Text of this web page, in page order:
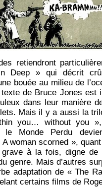
retiendront
Deep » qui décrit
bouée au milieu de
de Bruce Jones est
dans leur manière
Mais il y a aussi la
you… without you
le Monde Perdu
woman scorned »,
grave à la fois, digne de
genre. Mais d’autres
adaptation de « The
certains films de